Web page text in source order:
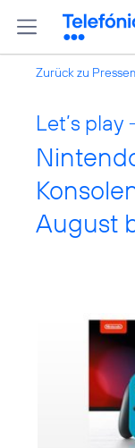
Zurück zu
Let’s
August